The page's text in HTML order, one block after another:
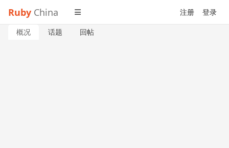
Ruby China 注册 登录
概况 话题 回帖